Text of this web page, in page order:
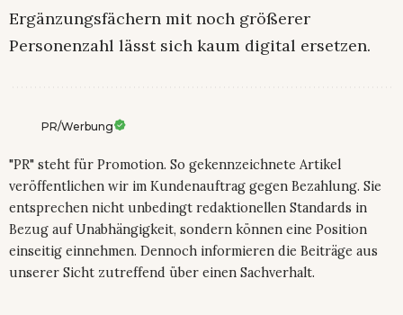
Ergänzungsfächern mit noch größerer
Personenzahl lässt sich kaum digital ersetzen.
PR/Werbung
"PR" steht für Promotion. So gekennzeichnete Artikel
veröffentlichen wir im Kundenauftrag gegen Bezahlung. Sie
entsprechen nicht unbedingt redaktionellen Standards in
Bezug auf Unabhängigkeit, sondern können eine Position
einseitig einnehmen. Dennoch informieren die Beiträge aus
unserer Sicht zutreffend über einen Sachverhalt.